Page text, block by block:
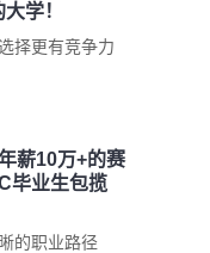
学！
择更有竞争力
薪10万+的赛
毕业生包揽
的职业路径